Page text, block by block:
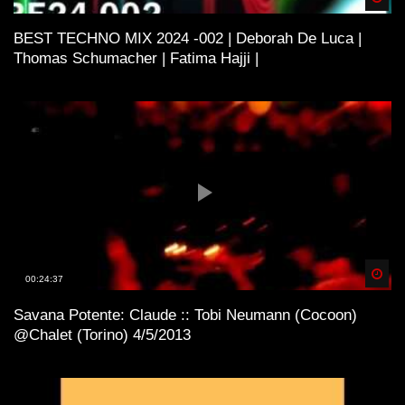
BEST TECHNO MIX 2024 -002 | Deborah De Luca |
Thomas Schumacher | Fatima Hajji |
00:24:37
Savana Potente: Claude :: Tobi Neumann (Cocoon)
@Chalet (Torino) 4/5/2013